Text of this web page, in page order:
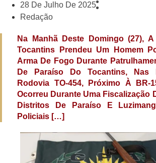
28 De Julho De 2025
Redação
Na Manhã Deste Domingo (27),
Tocantins Prendeu Um Homem
Arma De Fogo Durante
De Paraíso Do Tocantins, Nas
Rodovia TO-454, Próximo À BR-
Ocorreu Durante Uma Fiscalização
Distritos De Paraíso E
Policiais […]